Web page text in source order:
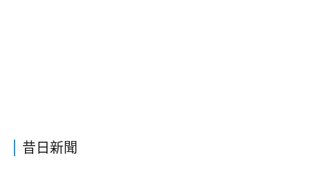
昔日新聞